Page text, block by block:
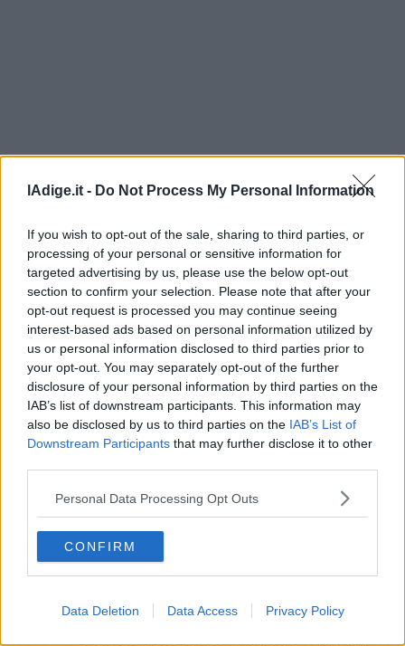
lAdige.it - Do Not Process My Personal Information
If you wish to opt-out of the sale, sharing to third parties, or
processing of your personal or sensitive information for
targeted advertising by us, please use the below opt-out
section to confirm your selection. Please note that after your
opt-out request is processed you may continue seeing
interest-based ads based on personal information utilized by
us or personal information disclosed to third parties prior to
your opt-out. You may separately opt-out of the further
disclosure of your personal information by third parties on the
IAB’s list of downstream participants. This information may
also be disclosed by us to third parties on the IAB’s List of
Downstream Participants that may further disclose it to other
Personal Data Processing Opt Outs
CONFIRM
Data Deletion Data Access Privacy Policy
Casa
Radio
Dolomiti
Social media